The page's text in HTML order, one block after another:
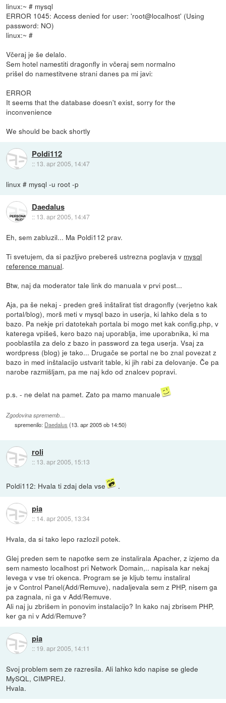
linux:~ # mysql
ERROR 1045: Access denied for user: 'root@localhost' (Using
password: NO)
linux:~ #
Včeraj je še delalo.
Sem hotel namestiti dragonfly in včeraj sem normalno
prišel do namestitvene strani danes pa mi javi:
ERROR
It seems that the database doesn't exist, sorry for the
inconvenience
We should be back shortly
Poldi112
:: 13. apr 2005, 14:47
linux # mysql -u root -p
Daedalus
:: 13. apr 2005, 14:47
Eh, sem zabluzil... Ma Poldi112 prav.
Ti svetujem, da si pazljivo prebereš ustrezna poglavja v mysql
reference manual.
Btw, naj da moderator tale link do manuala v prvi post...
Aja, pa še nekaj - preden greš inštalirat tist dragonfly (verjetno kak
portal/blog), morš meti v mysql bazo in userja, ki lahko dela s to
bazo. Pa nekje pri datotekah portala bi mogo met kak config.php, v
katerega vpišeš, kero bazo naj uporablja, ime uporabnika, ki ma
pooblastila za delo z bazo in password za tega userja. Vsaj za
wordpress (blog) je tako... Drugače se portal ne bo znal povezat z
bazo in med inštalacijo ustvarit table, ki jih rabi za delovanje. Če pa
narobe razmišljam, pa me naj kdo od znalcev popravi.
p.s. - ne delat na pamet. Zato pa mamo manuale
Zgodovina sprememb…
spremenilo: Daedalus (13. apr 2005 ob 14:50)
roli
:: 13. apr 2005, 15:13
Poldi112: Hvala ti zdaj dela vse .
pia
:: 14. apr 2005, 13:34
Hvala, da si tako lepo razlozil potek.
Glej preden sem te napotke sem ze instalirala Apacher, z izjemo da
sem namesto localhost pri Network Domain,.. napisala kar nekaj
levega v vse tri okenca. Program se je kljub temu instaliral
je v Control Panel(Add/Remuve), nadaljevala sem z PHP, nisem ga
pa zagnala, ni ga v Add/Remuve.
Ali naj ju zbrišem in ponovim instalacijo? In kako naj zbrisem PHP,
ker ga ni v Add/Remuve?
pia
:: 19. apr 2005, 14:11
Svoj problem sem ze razresila. Ali lahko kdo napise se glede
MySQL, CIMPREJ.
Hvala.